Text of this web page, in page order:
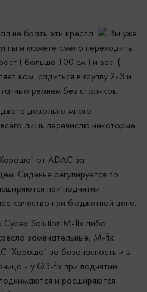
не брать эти кресла.
Вы уже
и можете смело переходить
( больше 100 см ) и вес (
вам садиться в группу 2-3 и
ремнем без столиков.
довольно много
лишь перечислю некоторые
от ADAC за
Сиденье регулируется по
при поднятии
качество при бюджетной цене.
Solution M-fix либо
замечательные, M-fix
"Хорошо" за безопасность и в
- у Q3-fix при поднятии
и расширяются